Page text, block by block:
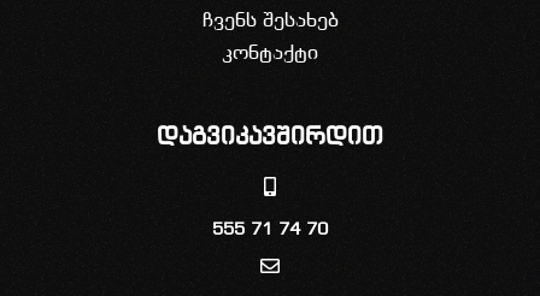
ჩვენს შესახებ
კონტაქტი
დაგვიკავშირდით
555 71 74 70